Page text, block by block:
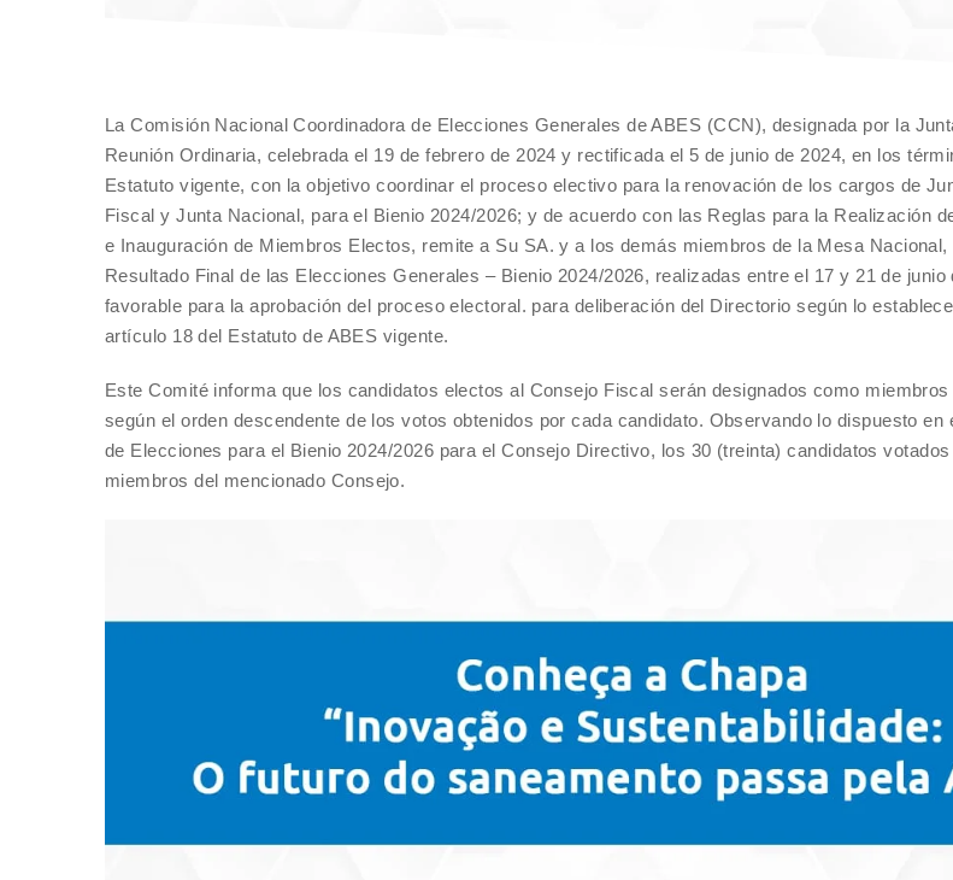
La Comisión Nacional Coordinadora de Elecciones Generales de ABES (CCN), designada por la
Reunión Ordinaria, celebrada el 19 de febrero de 2024 y rectificada el 5 de junio de 2024, en los
Estatuto vigente, con la objetivo coordinar el proceso electivo para la renovación de los cargos de
Fiscal y Junta Nacional, para el Bienio 2024/2026; y de acuerdo con las Reglas para la Realización
e Inauguración de Miembros Electos, remite a Su SA. y a los demás miembros de la Mesa
Resultado Final de las Elecciones Generales – Bienio 2024/2026, realizadas entre el 17 y 21 de
favorable para la aprobación del proceso electoral. para deliberación del Directorio según lo
artículo 18 del Estatuto de ABES vigente.
Este Comité informa que los candidatos electos al Consejo Fiscal serán designados como
según el orden descendente de los votos obtenidos por cada candidato. Observando lo dispuesto en
de Elecciones para el Bienio 2024/2026 para el Consejo Directivo, los 30 (treinta) candidatos
miembros del mencionado Consejo.